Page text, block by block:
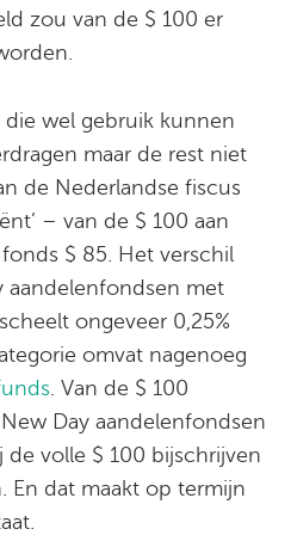
zou van de $ 100 er
wel gebruik kunnen
maar de rest niet
de Nederlandse fiscus
– van de $ 100 aan
$ 85. Het verschil
aandelenfondsen met
ongeveer 0,25%
omvat nagenoeg
. Van de $ 100
Day aandelenfondsen
volle $ 100 bijschrijven
En dat maakt op termijn